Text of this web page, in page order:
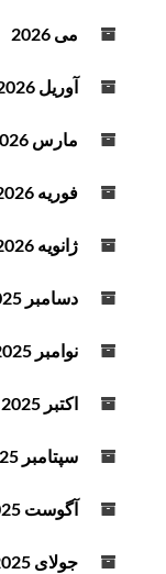
می 2026
آوریل 2026
مارس 2026
فوریه 2026
ژانویه 2026
دسامبر 2025
نوامبر 2025
اکتبر 2025
سپتامبر 2025
آگوست 2025
جولای 2025